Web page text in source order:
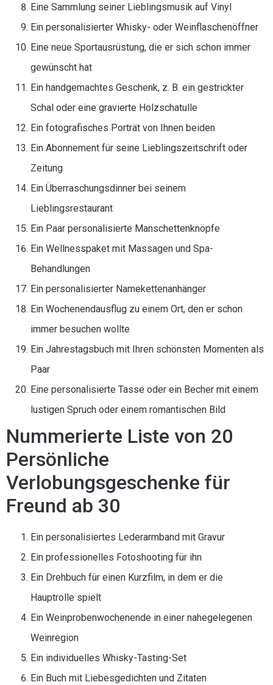
Eine Sammlung seiner Lieblingsmusik auf Vinyl
Ein personalisierter Whisky- oder Weinflaschenöffner
Eine neue Sportausrüstung, die er sich schon immer
gewünscht hat
Ein handgemachtes Geschenk, z. B. ein gestrickter
Schal oder eine gravierte Holzschatulle
Ein fotografisches Porträt von Ihnen beiden
Ein Abonnement für seine Lieblingszeitschrift oder
Zeitung
Ein Überraschungsdinner bei seinem
Lieblingsrestaurant
Ein Paar personalisierte Manschettenknöpfe
Ein Wellnesspaket mit Massagen und Spa-
Behandlungen
Ein personalisierter Namekettenanhänger
Ein Wochenendausflug zu einem Ort, den er schon
immer besuchen wollte
Ein Jahrestagsbuch mit Ihren schönsten Momenten als
Paar
Eine personalisierte Tasse oder ein Becher mit einem
lustigen Spruch oder einem romantischen Bild
Nummerierte Liste von 20
Persönliche
Verlobungsgeschenke für
Freund ab 30
Ein personalisiertes Lederarmband mit Gravur
Ein professionelles Fotoshooting für ihn
Ein Drehbuch für einen Kurzfilm, in dem er die
Hauptrolle spielt
Ein Weinprobenwochenende in einer nahegelegenen
Weinregion
Ein individuelles Whisky-Tasting-Set
Ein Buch mit Liebesgedichten und Zitaten